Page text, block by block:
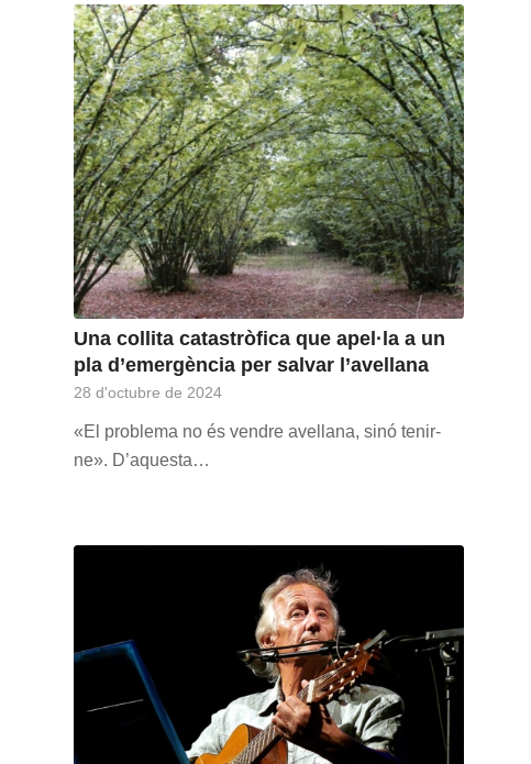
Una collita catastròfica que apel·la a un
pla d’emergència per salvar l’avellana
28 d'octubre de 2024
«El problema no és vendre avellana, sinó tenir-
ne». D’aquesta…